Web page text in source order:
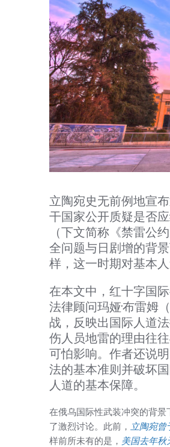
立陶宛史无前例地宣
干国家公开质疑是否
（下文简称《禁雷公
全问题与日剧增的背
样，这一时期对基本
在本文中，红十字国
法律顾问玛娅·布雷姆
战，反映出国际人道
伤人员地雷的理由往
可怕影响。作者还说
法的基本准则并破坏
人道的基本保障。
在俄乌国际性武装冲突的背
了激烈讨论。此前， 立陶宛
样前所未有的是， 美国去年秋